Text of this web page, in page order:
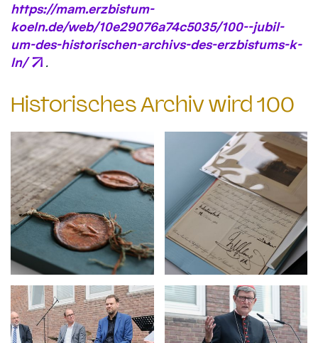
https://mam.erzbistum-
koeln.de/web/10e29076a74c5035/100--jubil-
um-des-historischen-archivs-des-erzbistums-k-
ln/
.
Historisches Archiv wird 100